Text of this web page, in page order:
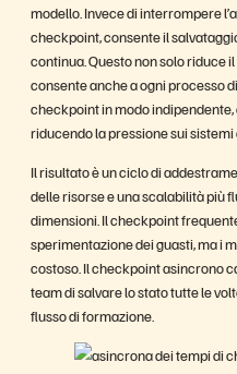
modello. Invece di interrompere
checkpoint, consente il
continua. Questo non solo riduce
consente anche a ogni processo
checkpoint in modo
riducendo la pressione sui sistemi
Il risultato è un ciclo di
delle risorse e una scalabilità più
dimensioni. Il checkpoint
sperimentazione dei guasti, ma i
costoso. Il checkpoint asincrono
team di salvare lo stato tutte le
flusso di formazione.